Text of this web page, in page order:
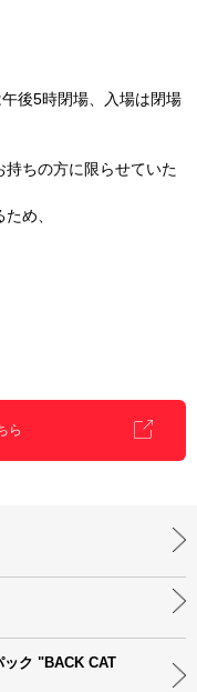
後5時閉場、入場は閉場
ちの方に限らせていた
め、
ら
ック "BACK CAT